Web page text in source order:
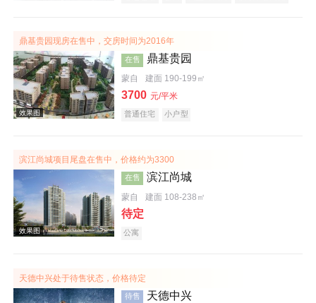
效果图
效果图
鼎基贵园现房在售中，交房时间为2016年
在售 鼎基贵园
蒙自 建面 190-199㎡
3700 元/平米
普通住宅 小户型
滨江尚城项目尾盘在售中，价格约为3300
在售 滨江尚城
蒙自 建面 108-238㎡
待定
公寓
天德中兴处于待售状态，价格待定
待售 天德中兴